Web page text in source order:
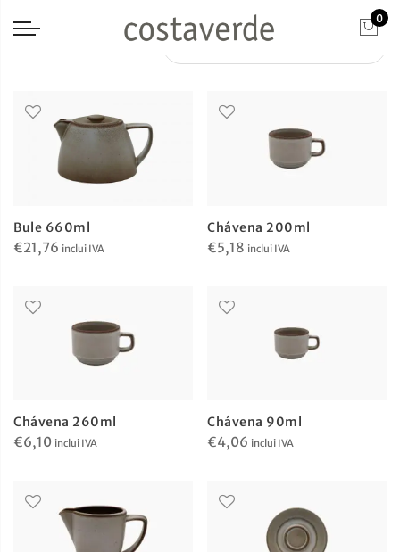
0
Bule 660ml
€21,76 inclui IVA
Chávena 200ml
€5,18 inclui IVA
Chávena 260ml
€6,10 inclui IVA
Chávena 90ml
€4,06 inclui IVA